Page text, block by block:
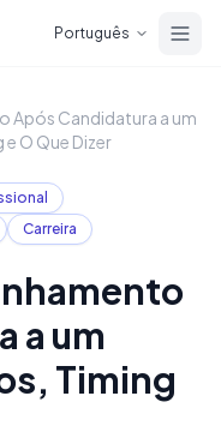
Português
Após Candidatura a um
O Que Dizer
Carreira
a um
Timing